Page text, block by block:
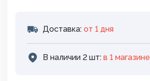
Доставка: от 1 дня
В наличии 2 шт: в 1 магазинe